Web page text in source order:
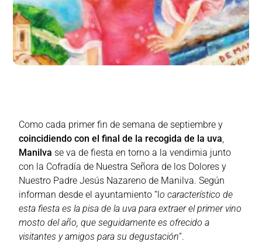
Como cada primer fin de semana de septiembre y
coincidiendo con el final de la recogida de la uva
Manilva se va de fiesta en torno a la vendimia junto
con la Cofradía de Nuestra Señora de los Dolores y
Nuestro Padre Jesús Nazareno de Manilva. Según
informan desde el ayuntamiento “lo característico de
esta fiesta es la pisa de la uva para extraer el primer vino
mosto del año, que seguidamente es ofrecido a
visitantes y amigos para su degustación”.